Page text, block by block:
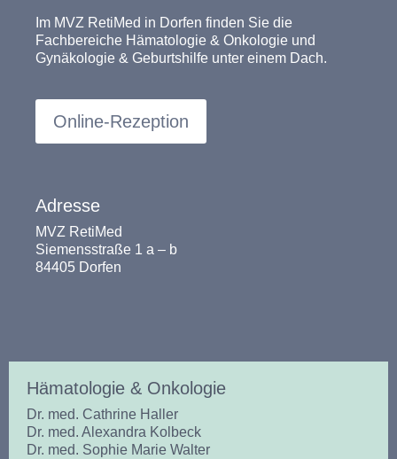
Im MVZ RetiMed in Dorfen finden Sie die
Fachbereiche Hämatologie & Onkologie und
Gynäkologie & Geburtshilfe unter einem Dach.
Online-Rezeption
Adresse
MVZ RetiMed
Siemensstraße 1 a – b
84405 Dorfen
Hämatologie & Onkologie
Dr. med. Cathrine Haller
Dr. med. Alexandra Kolbeck
Dr. med. Sophie Marie Walter